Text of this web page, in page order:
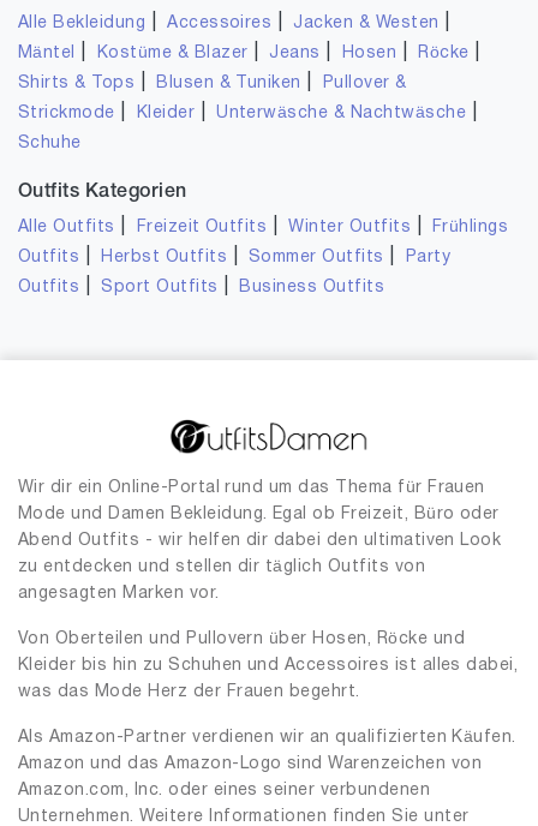
Alle Bekleidung |Accessoires Jacken & Westen
Mäntel Kostüme & Blazer Jeans Hosen Röcke
Shirts & Tops Blusen & Tuniken
Pullover &
Strickmode
Kleider |Unterwäsche & Nachtwäsche
Schuhe
Outfits Kategorien
Alle Outfits Freizeit Outfits |Winter Outfits
Frühlings
Outfits
Herbst Outfits Sommer Outfits
Party
Outfits
Sport Outfits Business Outfits
Wir dir ein Online-Portal rund um das Thema für Frauen
Mode und Damen Bekleidung. Egal ob Freizeit, Büro oder
Abend Outfits - wir helfen dir dabei den ultimativen Look
zu entdecken und stellen dir täglich Outfits von
angesagten Marken vor.
Von Oberteilen und Pullovern über Hosen, Röcke und
Kleider bis hin zu Schuhen und Accessoires ist alles dabei,
was das Mode Herz der Frauen begehrt.
Als Amazon-Partner verdienen wir an qualifizierten Käufen.
Amazon und das Amazon-Logo sind Warenzeichen von
Amazon.com, Inc. oder eines seiner verbundenen
Unternehmen. Weitere Informationen finden Sie unter